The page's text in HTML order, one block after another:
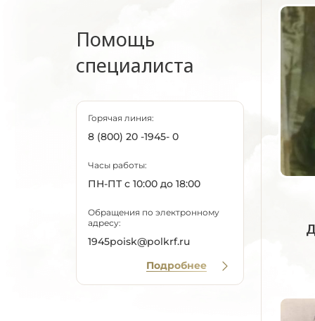
Помощь
специалиста
Горячая линия:
8 (800) 20 -1945- 0
Часы работы:
ПН-ПТ с 10:00 до 18:00
Обращения по электронному
адресу:
1945poisk@polkrf.ru
Подробнее